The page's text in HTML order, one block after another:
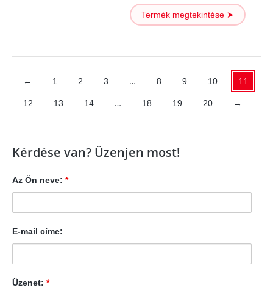
Soft
mm
mennyiség
Termék megtekintése ➤
← 1 2 3 … 8 9 10 11
12 13 14 … 18 19 20 →
Kérdése van? Üzenjen most!
Az Ön neve: *
E-mail címe:
Üzenet: *